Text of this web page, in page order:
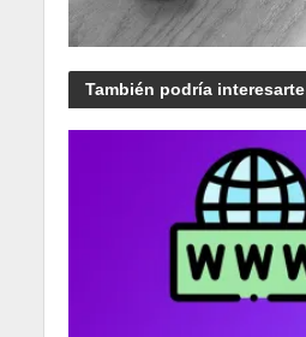
También podría interesarte